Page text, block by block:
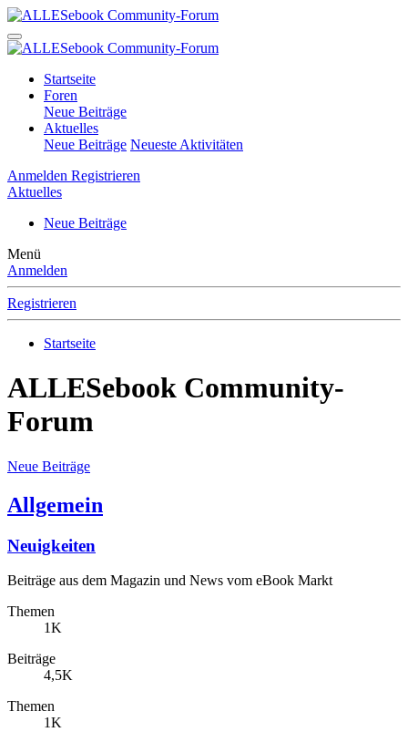
Startseite
Foren
Neue Beiträge
Aktuelles
Neue Beiträge Neueste Aktivitäten
Anmelden Registrieren
Aktuelles
Neue Beiträge
Menü
Anmelden
Registrieren
Startseite
ALLESebook Community-
Forum
Neue Beiträge
Allgemein
Neuigkeiten
Beiträge aus dem Magazin und News vom eBook Markt
Themen
1K
Beiträge
4,5K
Themen
1K